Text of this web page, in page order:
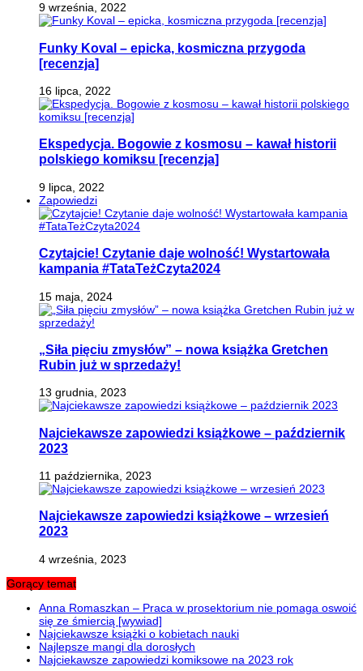
9 września, 2022
Funky Koval – epicka, kosmiczna przygoda
[recenzja]
16 lipca, 2022
Ekspedycja. Bogowie z kosmosu – kawał historii
polskiego komiksu [recenzja]
9 lipca, 2022
Zapowiedzi
Czytajcie! Czytanie daje wolność! Wystartowała
kampania #TataTeżCzyta2024
15 maja, 2024
„Siła pięciu zmysłów” – nowa książka Gretchen
Rubin już w sprzedaży!
13 grudnia, 2023
Najciekawsze zapowiedzi książkowe – październik
2023
11 października, 2023
Najciekawsze zapowiedzi książkowe – wrzesień
2023
4 września, 2023
Gorący temat
Anna Romaszkan – Praca w prosektorium nie pomaga oswoić
się ze śmiercią [wywiad]
Najciekawsze książki o kobietach nauki
Najlepsze mangi dla dorosłych
Najciekawsze zapowiedzi komiksowe na 2023 rok